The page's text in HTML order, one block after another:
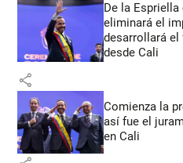
De la
eliminará el
desarrollará
desde Cali
share
Comienza la
así fue el
en Cali